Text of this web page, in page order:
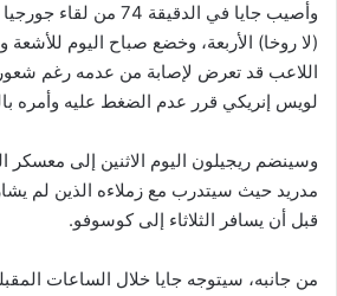
وأصيب جايا في الدقيقة
(لا روخا) الأربعة، وخضع صباح اليوم للأشعة
اللاعب قد تعرض لإصابة من عدمه رغم
لويس إنريكي قرر عدم الضغط عليه وأمره
وسينضم ريجيلون اليوم الاثنين إلى معسكر
مدريد حيث سيتدرب مع زملاءه الذين لم
قبل أن يسافر الثلاثاء إلى كوسوفو.
من جانبه، سيتوجه جايا خلال الساعات